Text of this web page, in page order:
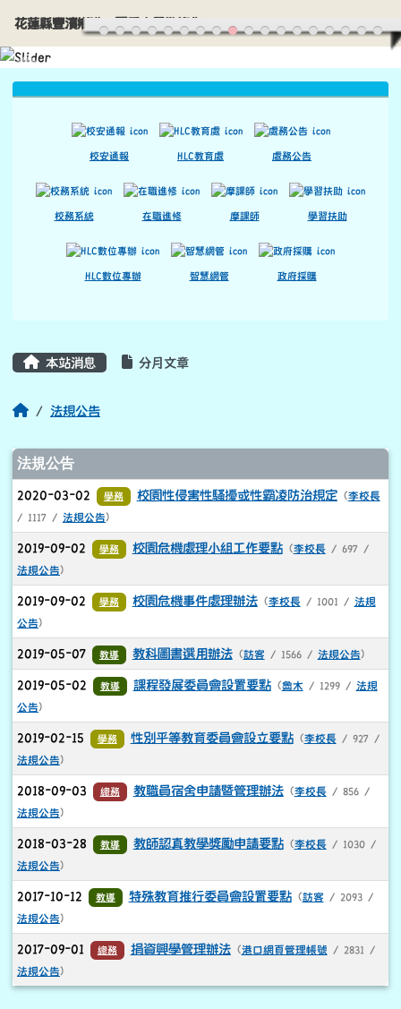
花蓮縣豐濱鄉港口國民小學歡迎您
導覽列
花蓮縣豐濱鄉港口國民小學歡迎您
上中區域內容
校安通報 HLC教育處 處務公告
校務系統 在職進修 摩課師 學習扶助
HLC數位專辦 智慧網管 政府採購
本站消息 分月文章
回首頁法規公告
文章列表
法規公告
2020-03-02 學務 校園性侵害性騷擾或性霸凌防治規定 (李校長
/ 1117 / 法規公告)
2019-09-02 學務 校園危機處理小組工作要點 (李校長/ 697 /
法規公告)
2019-09-02 學務 校園危機事件處理辦法 (李校長/ 1001 / 法規
公告)
2019-05-07 教導 教科圖書選用辦法 (訪客 / 1566 / 法規公告)
2019-05-02 教導 課程發展委員會設置要點 (魯木 / 1299 / 法規
公告)
2019-02-15 學務 性別平等教育委員會設立要點 (李校長/ 927 /
法規公告)
2018-09-03 總務 教職員宿舍申請暨管理辦法 (李校長/ 856 /
法規公告)
2018-03-28 教導 教師認真教學獎勵申請要點 (李校長/ 1030 /
法規公告)
2017-10-12 教導 特殊教育推行委員會設置要點 (訪客 / 2093 /
法規公告)
2017-09-01 總務 捐資興學管理辦法 (港口網頁管理帳號 / 2831 /
法規公告)
頁尾區域